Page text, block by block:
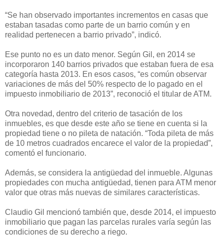
“Se han observado importantes incrementos en casas que
estaban tasadas como parte de un barrio común y en
realidad pertenecen a barrio privado”, indicó.
Ese punto no es un dato menor. Según Gil, en 2014 se
incorporaron 140 barrios privados que estaban fuera de esa
categoría hasta 2013. En esos casos, “es común observar
variaciones de más del 50% respecto de lo pagado en el
impuesto inmobiliario de 2013”, reconoció el titular de ATM.
Otra novedad, dentro del criterio de tasación de los
inmuebles, es que desde este año se tiene en cuenta si la
propiedad tiene o no pileta de natación. “Toda pileta de más
de 10 metros cuadrados encarece el valor de la propiedad”,
comentó el funcionario.
Además, se considera la antigüedad del inmueble. Algunas
propiedades con mucha antigüedad, tienen para ATM menor
valor que otras más nuevas de similares características.
Claudio Gil mencionó también que, desde 2014, el impuesto
inmobiliario que pagan las parcelas rurales varía según las
condiciones de su derecho a riego.